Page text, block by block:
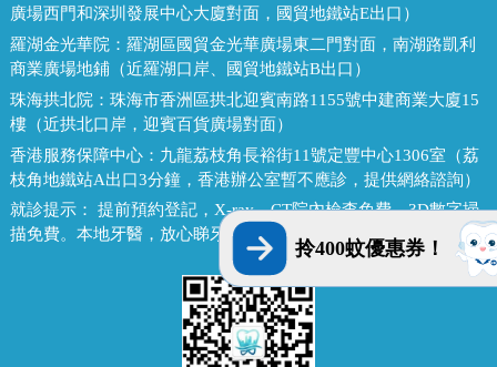
廣場西門和深圳發展中心大廈對面，國貿地鐵站E出口）
羅湖金光華院： 羅湖區國貿金光華廣場東二門對面，南湖路凱利
商業廣場地鋪（近羅湖口岸、國貿地鐵站B出口）
珠海拱北院： 珠海市香洲區拱北迎賓南路1155號中建商業大廈15
樓（近拱北口岸，迎賓百貨廣場對面）
香港服務保障中心： 九龍荔枝角長裕街11號定豐中心1306室（荔
枝角地鐵站A出口3分鐘，香港辦公室暫不應診，提供網絡諮詢）
就診提示： 提前預約登記，X-ray、CT院內檢查免費，3D數字掃
描免費。本地牙醫，放心睇牙。另有速遞代收存放服務。
拎400蚊優惠券！